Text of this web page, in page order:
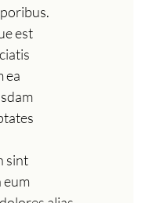
est
ea
sint
eum